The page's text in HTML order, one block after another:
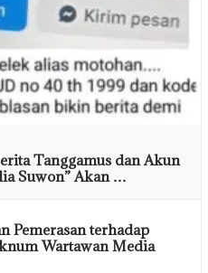
Tanggamus dan Akun
Suwon” Akan …
Pemerasan terhadap
Wartawan Media